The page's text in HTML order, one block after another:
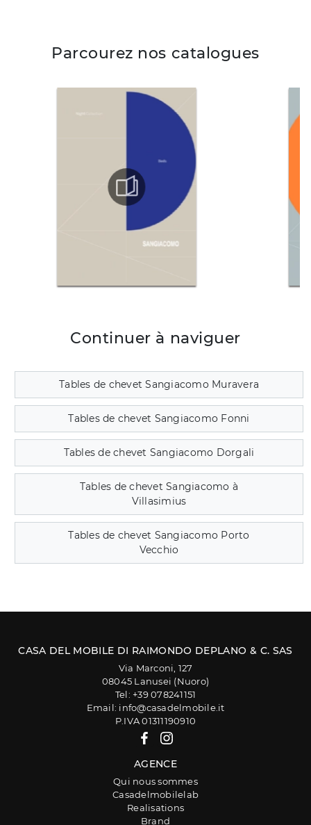
Parcourez nos catalogues
Continuer à naviguer
Tables de chevet Sangiacomo Muravera
Tables de chevet Sangiacomo Fonni
Tables de chevet Sangiacomo Dorgali
Tables de chevet Sangiacomo à
Villasimius
Tables de chevet Sangiacomo Porto
Vecchio
CASA DEL MOBILE DI RAIMONDO DEPLANO & C. SAS
Via Marconi, 127
08045 Lanusei (Nuoro)
Tel: +39 078241151
Email: info@casadelmobile.it
P.IVA 01311190910
AGENCE
Qui nous sommes
Casadelmobilelab
Realisations
Brand